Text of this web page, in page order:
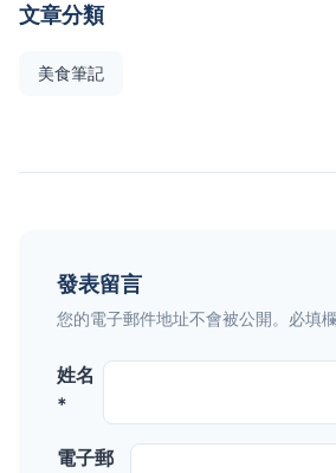
文章分類
美食筆記
發表留言
您的電子郵件地址不會被公開。必填
姓名
*
電子郵